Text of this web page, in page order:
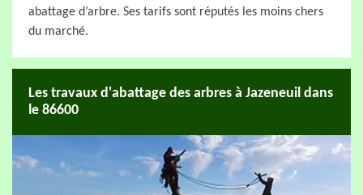
abattage d’arbre. Ses tarifs sont réputés les moins chers
du marché.
Les travaux d'abattage des arbres à Jazeneuil dans
le 86600